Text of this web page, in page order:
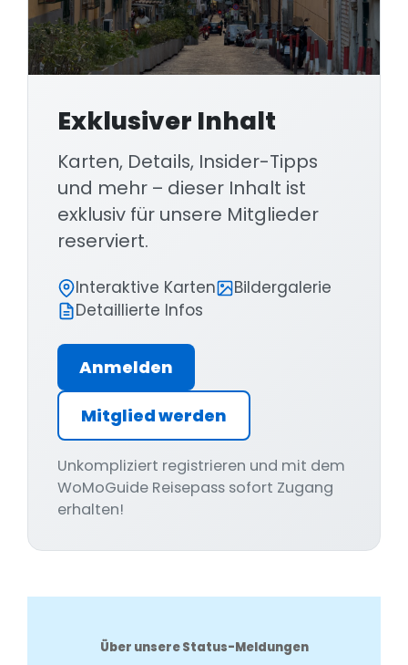
Exklusiver Inhalt
Karten, Details, Insider-Tipps
und mehr – dieser Inhalt ist
exklusiv für unsere Mitglieder
reserviert.
Interaktive Karten
Bildergalerie
Detaillierte Infos
Anmelden
Mitglied werden
Unkompliziert registrieren und mit dem
WoMoGuide Reisepass sofort Zugang
erhalten!
Über unsere Status-Meldungen